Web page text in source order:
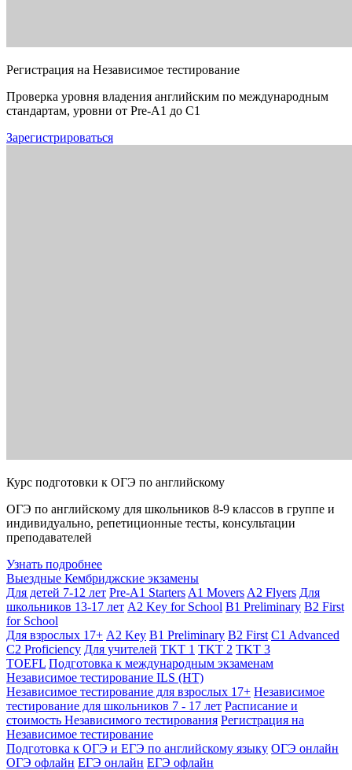
Регистрация на Независимое тестирование
Проверка уровня владения английским по международным
стандартам, уровни от Pre-A1 до C1
Зарегистрироваться
Курс подготовки к ОГЭ по английскому
ОГЭ по английскому для школьников 8-9 классов в группе и
индивидуально, репетиционные тесты, консультации
преподавателей
Узнать подробнее
Выездные Кембриджские экзамены
Для детей 7-12 лет Pre-A1 Starters A1 Movers A2 Flyers Для
школьников 13-17 лет A2 Key for School B1 Preliminary B2 First
for School
Для взрослых 17+ A2 Key B1 Preliminary B2 First C1 Advanced
C2 Proficiency Для учителей TKT 1 TKT 2 TKT 3
TOEFL Подготовка к международным экзаменам
Независимое тестирование ILS (НТ)
Независимое тестирование для взрослых 17+ Независимое
тестирование для школьников 7 - 17 лет Расписание и
стоимость Независимого тестирования Регистрация на
Независимое тестирование
Подготовка к ОГЭ и ЕГЭ по английскому языку ОГЭ онлайн
ОГЭ офлайн ЕГЭ онлайн ЕГЭ офлайн